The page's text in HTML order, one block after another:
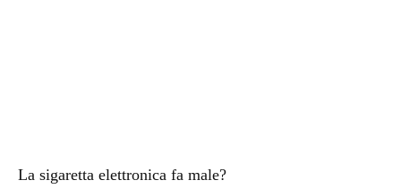
La sigaretta elettronica fa male?